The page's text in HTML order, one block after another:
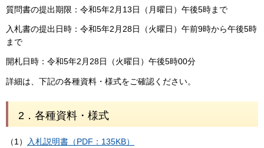
質問書の提出期限：令和5年2月13日（月曜日）午後5時まで
入札書の提出日時：令和5年2月28日（火曜日）午前9時から午後5時
まで
開札日時：令和5年2月28日（火曜日）午後5時00分
詳細は、下記の各種資料・様式をご確認ください。
2．各種資料・様式
（1） 入札説明書（PDF：135KB）